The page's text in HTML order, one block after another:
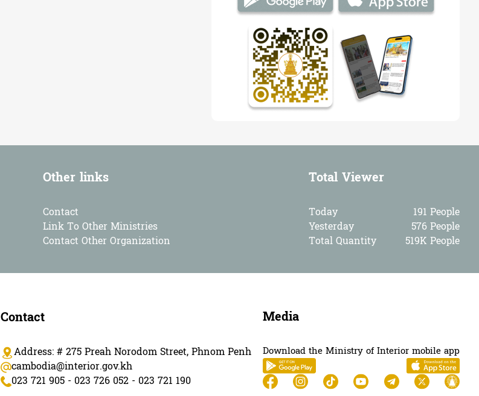
12 07-Aug-2026
National ne...
ឯកឧត្តម នាយឧត្តមសេនីយ៍ ជា សុគន្ធា អញ្ជើញ...
7 07-Aug-2026
Sub-nation ...
ឯកឧត្តម សុខ លូ ចុះពិនិត្យទីតាំងផ្លូវ ក្ន...
07-Aug-2026
07-Aug-2026
National ne...
ឯកឧត្ដម នាយឧត្តមសេនីយ៍ សាស្ត្រាចារ្យ សេង...
ឯកឧត្តម សូ មុនីរក្សា អញ្ជើញដឹកនាំកិច្ចប្...
Other links
Contact
Link To Other Ministries
Contact Other Organization
Total Viewer
Today
191 People
Yesterday
576 People
Total Quantity
519K People
Contact
Address: # 275 Preah Norodom Street, Phnom Penh
cambodia@interior.gov.kh
023 721 905 - 023 726 052 - 023 721 190
Media
Download the Ministry of Interior mobile app